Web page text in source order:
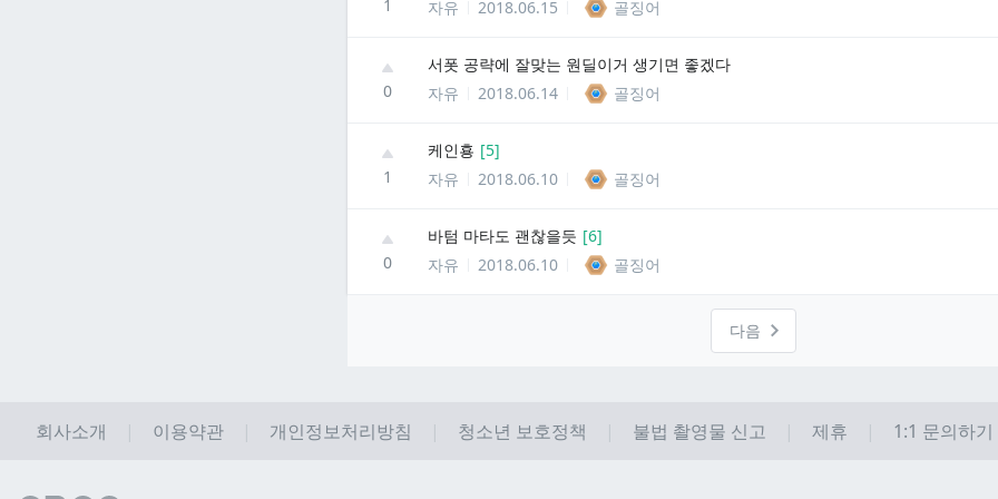
1 자유 2018.06.15 골징어
0
서폿 공략에 잘맞는 원딜이거 생기면 좋겠다
자유
2018.06.14 골징어
1
케인횽 [5]
자유
2018.06.10 골징어
0
바텀 마타도 괜찮을듯 [6]
자유
2018.06.10 골징어
다음
회사소개 이용약관 개인정보처리방침 청소년 보호정책 불법 촬영물 신고 제휴 1:1 문의하기